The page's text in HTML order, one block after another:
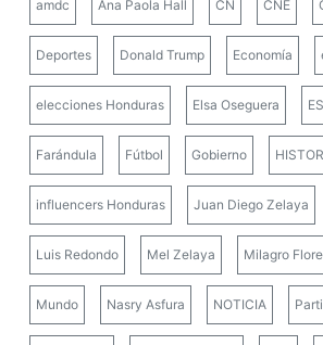
amdc Ana Paola Hall CN CNE
Deportes Donald Trump Economía
elecciones Honduras Elsa Oseguera
Farándula Fútbol Gobierno
influencers Honduras Juan Diego Zelaya
Luis Redondo Mel Zelaya Milagro
Mundo Nasry Asfura NOTICIA